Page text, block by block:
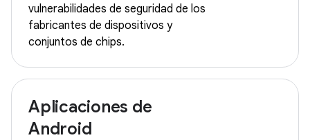
vulnerabilidades de seguridad de los
fabricantes de dispositivos y
conjuntos de chips.
Aplicaciones de
Android